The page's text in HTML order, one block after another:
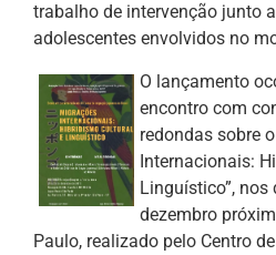
trabalho de intervenção junto
adolescentes envolvidos no
O lançamento
encontro com
redondas sobre
Internacionais:
Linguístico”, nos
dezembro
Paulo, realizado pelo Centro